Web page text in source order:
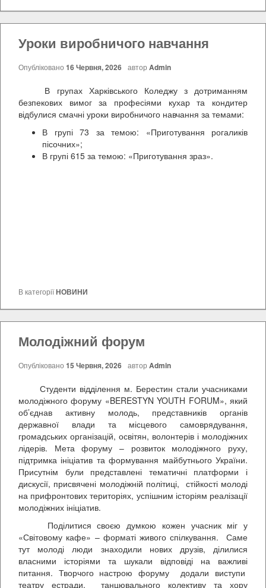
Уроки виробничого навчання
Опубліковано 16 Червня, 2026 автор Admin
В групах Харківського Коледжу з дотриманням
безпекових вимог за професіями кухар та кондитер
відбулися смачні уроки виробничого навчання за темами:
В групі 73 за темою: «Приготування рогаликів
пісочних»;
В групі 615 за темою: «Приготування зраз».
В категоріїНОВИНИ
Молодіжний форум
Опубліковано 15 Червня, 2026 автор Admin
Студенти відділення м. Берестин стали учасниками
молодіжного форуму «BERESTYN YOUTH FORUM», який
об’єднав активну молодь, представників органів
державної влади та місцевого самоврядування,
громадських організацій, освітян, волонтерів і молодіжних
лідерів. Мета форуму – розвиток молодіжного руху,
підтримка ініціатив та формування майбутнього України.
Присутнім були представлені тематичні платформи і
дискусії, присвячені молодіжній політиці, стійкості молоді
на прифронтових територіях, успішним історіям реалізації
молодіжних ініціатив.
Поділитися своєю думкою кожен учасник міг у
«Світовому кафе» – форматі живого спілкування. Саме
тут молоді люди знаходили нових друзів, ділилися
власними історіями та шукали відповіді на важливі
питання. Творчого настрою форуму додали виступи
театру естради, танцювального колективу та хору